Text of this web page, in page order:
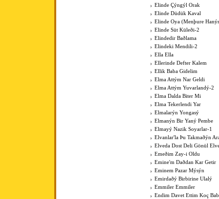
Elinde Çýngýl Orak
Elinde Düdük Kaval
Elinde Oya (Menþure
Elinde Süt Küleði-2
Elindedir Baðlama
Elindeki Mendili-2
Ella Ella
Ellerinde Defter Kalem
Ellik Baba Gidelim
Elma Attým Nar Geldi
Elma Attým Yuvarlandý-2
Elma Dalda Biter Mi
Elma Tekerlendi Yar
Elmalarýn Yongasý
Elmanýn Bir Yaný Pembe
Elmayý Nazik Soyarlar-1
Elvanlar'la Þu Takmaðýn
Elveda Dost Deli Gönül
Emeðim Zay-i Oldu
Emine'm Daðdan Kar Getir
Eminem Pazar Mýsýn
Emirdaðý Birbirine Ulalý
Emmiler Emmiler
Endim Davet Ettim Koç